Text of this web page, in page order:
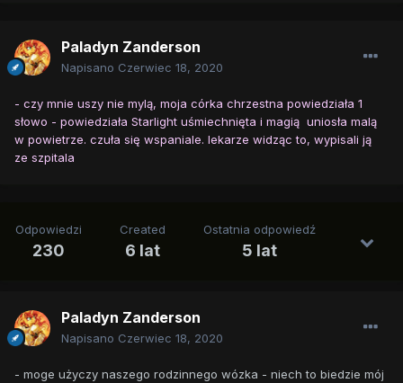
Paladyn Zanderson
Napisano Czerwiec 18, 2020
- czy mnie uszy nie mylą, moja córka chrzestna powiedziała 1
słowo - powiedziała Starlight uśmiechnięta i magią uniosła malą
w powietrze. czuła się wspaniale. lekarze widząc to, wypisali ją
ze szpitala
Odpowiedzi
230
Created
6 lat
Ostatnia odpowiedź
5 lat
Paladyn Zanderson
Napisano Czerwiec 18, 2020
- moge użyczy naszego rodzinnego wózka - niech to biedzie mój